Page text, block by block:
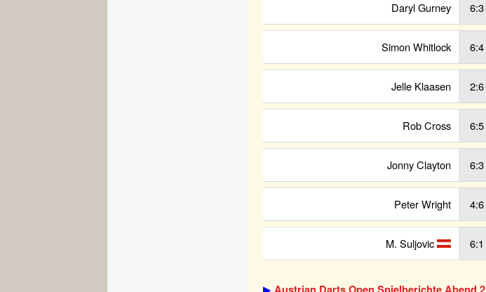
Daryl Gurney 6:3
Simon Whitlock 6:4
Jelle Klaasen 2:6
Rob Cross 6:5
Jonny Clayton 6:3
Peter Wright 4:6
M. Suljovic 6:1
▶